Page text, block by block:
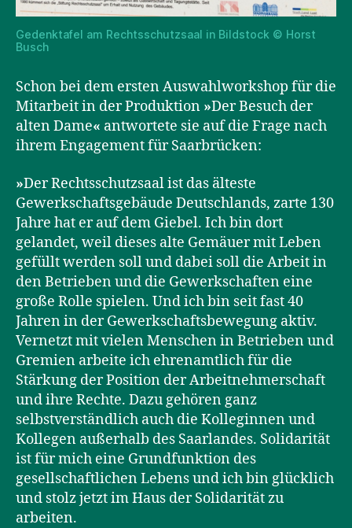
Gedenktafel am Rechtsschutzsaal in Bildstock © Horst
Busch
Schon bei dem ersten Auswahlworkshop für die
Mitarbeit in der Produktion »Der Besuch der
alten Dame« antwortete sie auf die Frage nach
ihrem Engagement für Saarbrücken:
»Der Rechtsschutzsaal ist das älteste
Gewerkschaftsgebäude Deutschlands, zarte 130
Jahre hat er auf dem Giebel. Ich bin dort
gelandet, weil dieses alte Gemäuer mit Leben
gefüllt werden soll und dabei soll die Arbeit in
den Betrieben und die Gewerkschaften eine
große Rolle spielen. Und ich bin seit fast 40
Jahren in der Gewerkschaftsbewegung aktiv.
Vernetzt mit vielen Menschen in Betrieben und
Gremien arbeite ich ehrenamtlich für die
Stärkung der Position der Arbeitnehmerschaft
und ihre Rechte. Dazu gehören ganz
selbstverständlich auch die Kolleginnen und
Kollegen außerhalb des Saarlandes. Solidarität
ist für mich eine Grundfunktion des
gesellschaftlichen Lebens und ich bin glücklich
und stolz jetzt im Haus der Solidarität zu
arbeiten.